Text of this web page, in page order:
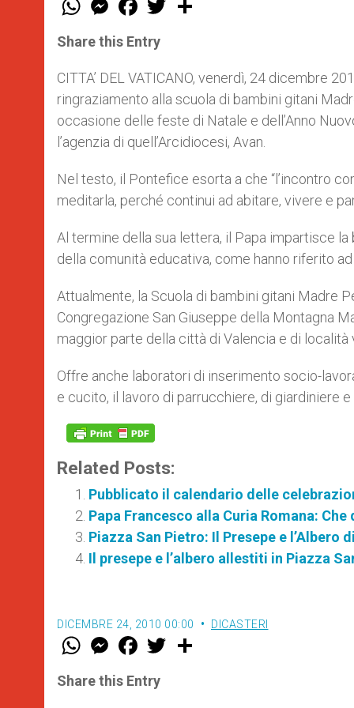
t
s
p
p
e
s
e
g
e
r
a
e
b
o
k
w
r
Share this Entry
CITTA’ DEL VATICANO, venerdì, 24 dicembre
ringraziamento alla scuola di bambini gitani
occasione delle feste di Natale e dell’Anno
l’agenzia di quell’Arcidiocesi, Avan.
Nel testo, il Pontefice esorta a che “l’incontro
meditarla, perché continui ad abitare, vivere e
Al termine della sua lettera, il Papa impartisce
della comunità educativa, come hanno riferito
Attualmente, la Scuola di bambini gitani Madre
Congregazione San Giuseppe della Montagna
maggior parte della città di Valencia e di località
Offre anche laboratori di inserimento socio-
e cucito, il lavoro di parrucchiere, di giardiniere
Related Posts:
Pubblicato il calendario delle
Papa Francesco alla Curia Romana:
Piazza San Pietro: Il Presepe e l’Albero
Il presepe e l’albero allestiti in Piazza
DICEMBRE 24, 2010 00:00 DICASTERI
W
t
s
M
e
s
e
F
a
e
b
w
Share this Entry